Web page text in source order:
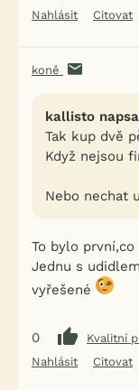
Nahlásit
Citovat
koně
kallisto
Tak kup dvě
Když nejsou
Nebo nechat
To bylo
Jednu s
vyřešené
0
Kvalitní
Nahlásit
Citovat